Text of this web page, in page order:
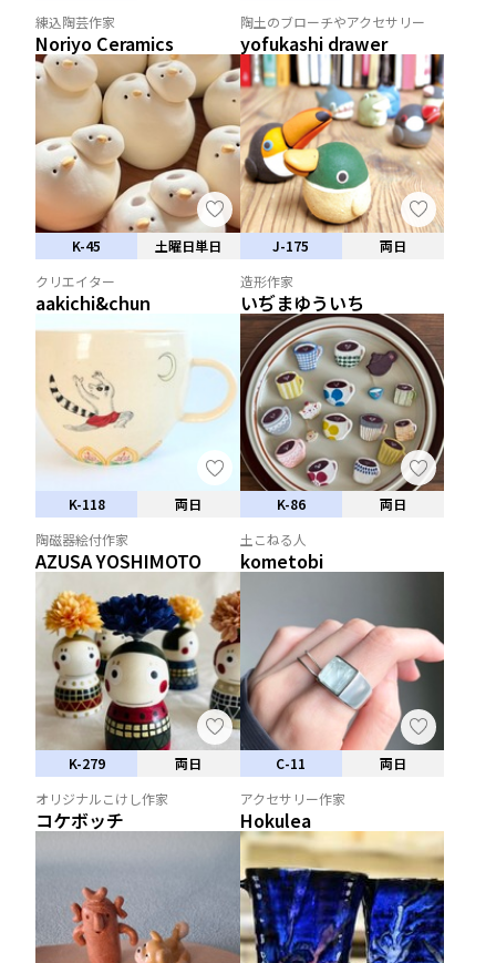
練込陶芸作家
Noriyo Ceramics
陶土のブローチやアクセサリー
yofukashi drawer
K-45
土曜日単日
クリエイター
aakichi&chun
J-175
両日
造形作家
いぢまゆういち
K-118
両日
陶磁器絵付作家
AZUSA YOSHIMOTO
K-86
両日
土こねる人
kometobi
K-279
両日
オリジナルこけし作家
コケボッチ
C-11
両日
アクセサリー作家
Hokulea